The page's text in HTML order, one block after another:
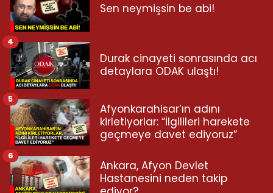
Sen neymişsin be abi!
Durak cinayeti sonrasında acı
detaylara ODAK ulaştı!
4
Afyonkarahisar’ın adını
kirletiyorlar: “İlgilileri harekete
geçmeye davet ediyoruz”
5
Ankara, Afyon Devlet
Hastanesini neden takip
6